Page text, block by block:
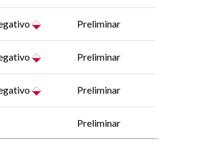
Preliminar
Preliminar
Preliminar
Preliminar